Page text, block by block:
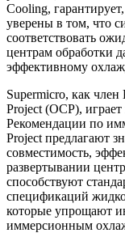
Cooling,
уверены в том, что
соответствовать
центрам обработки
эффективному
Supermicro, как член
Project (OCP),
Рекомендации по
Project предлагают
совместимость,
развертывании
способствуют
спецификаций
которые упрощают
иммерсионным